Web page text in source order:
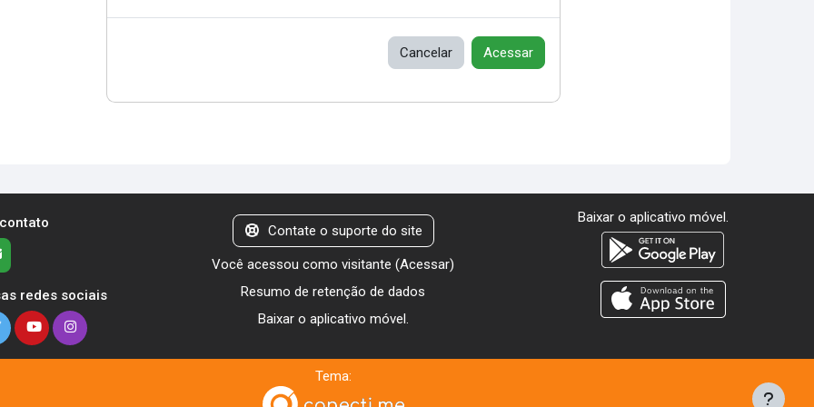
Cancelar Acessar
redes sociais
Contate o suporte do site
Você acessou como visitante (Acessar)
Resumo de retenção de dados
Baixar o aplicativo móvel.
Baixar o aplicativo móvel.
Tema: